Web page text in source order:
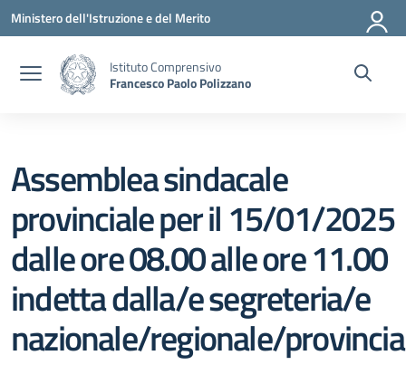
Vai ai contenuti
Vai al menu di navigazione
Vai al footer
Ministero dell'Istruzione e del Merito
Istituto Comprensivo
Francesco Paolo Polizzano
Assemblea sindacale
provinciale per il 15/01/2025
dalle ore 08.00 alle ore 11.00
indetta dalla/e segreteria/e
nazionale/regionale/